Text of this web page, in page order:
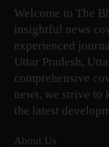
Welcome to The
insightful news
experienced
Uttar Pradesh,
comprehensive
news, we strive to
the latest
About Us